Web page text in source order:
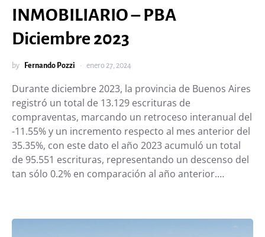
INMOBILIARIO – PBA
Diciembre 2023
by Fernando Pozzi enero 27, 2024
Durante diciembre 2023, la provincia de Buenos Aires
registró un total de 13.129 escrituras de
compraventas, marcando un retroceso interanual del
-11.55% y un incremento respecto al mes anterior del
35.35%, con este dato el año 2023 acumuló un total
de 95.551 escrituras, representando un descenso del
tan sólo 0.2% en comparación al año anterior.…